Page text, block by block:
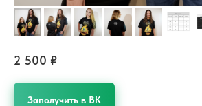
2 500 ₽
Заполучить в ВК